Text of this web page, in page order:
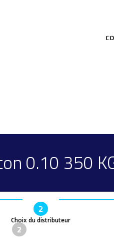
0.10 350
2
Choix du distributeur
2